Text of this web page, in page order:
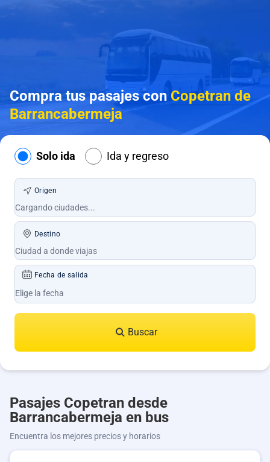
Compra tus pasajes con Copetran de
Barrancabermeja
Solo ida Ida y regreso
Origen
Destino
Fecha de salida
Buscar
Pasajes Copetran desde
Barrancabermeja en bus
Encuentra los mejores precios y horarios